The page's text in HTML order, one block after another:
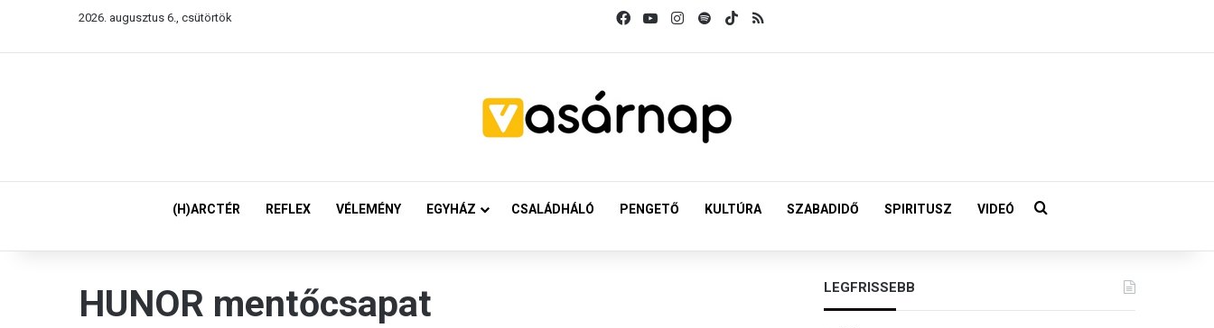
2026. augusztus 6., csütörtök FacebookYouTubeInstagram
SpotifyTikTok
(H)ARCTÉR REFLEX VÉLEMÉNY EGYHÁZ CSALÁDHÁLÓ PENGETŐ KULTÚRA SZABADIDŐ SPIRITUSZ VIDEÓ Keresés:
HUNOR mentőcsapat LEGFRISSEBB